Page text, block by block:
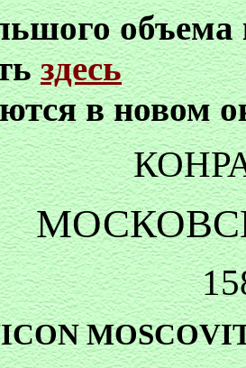
здесь
в новом